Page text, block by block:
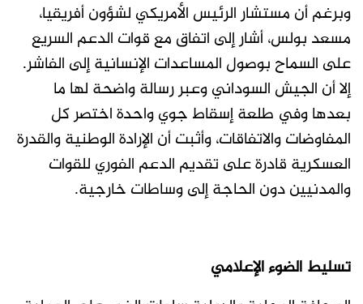
وبرغم أن مستشار الرئيس الأمريكي لشؤون أفريقيا،
مسعد بولس، أشار إلى اتفاق مع قوات الدعم السريع
على السماح بوصول المساعدات الإنسانية إلى الفاشر.
إلا أن الجيش السوداني وعبر رسالة واضحة لها ما
بعدها وفي طلعة إسقاط جوي واحدة اختصر كل
المفاوضات والاتفاقات، وأثبت أن الإرادة الوطنية والقدرة
العسكرية قادرة على تقديم الدعم الفوري للقوات
والمدنيين دون الحاجة إلى وساطات خارجية.
تسليط الضوء الإعلامي